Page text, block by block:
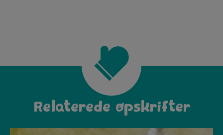
Relaterede opskrifter